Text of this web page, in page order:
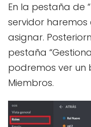
En la pestaña de
servidor haremos
asignar.
pestaña
podremos ver un
Miembros.